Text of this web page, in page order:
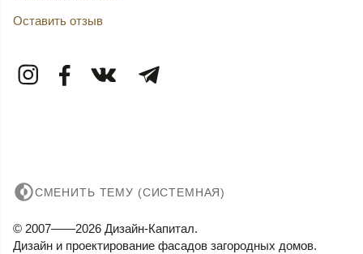
Оставить отзыв
СМЕНИТЬ ТЕМУ (СИСТЕМНАЯ)
© 2007——2026 Дизайн-Капитал.
Дизайн и проектирование фасадов загородных домов.